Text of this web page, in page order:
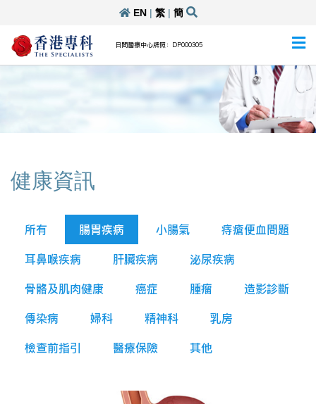
EN| 繁| 簡
日間醫療中心牌照：DP000305
健康資訊
所有 腸胃疾病 小腸氣
痔瘡便血問題
耳鼻喉疾病
肝臟疾病
泌尿疾病
骨骼及肌肉健康
癌症 腫瘤
造影診斷
傳染病
婦科 精神科
乳房
檢查前指引
醫療保險 其他